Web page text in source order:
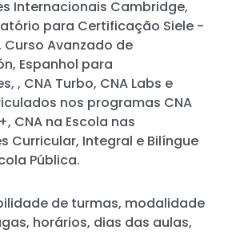
Internacionais Cambridge,
para Certificação Siele -
Curso Avanzado de
Espanhol para
, CNA Turbo, CNA Labs e
nos programas CNA
CNA na Escola nas
Curricular, Integral e Bilíngue
Pública.
de turmas, modalidade
horários, dias das aulas,